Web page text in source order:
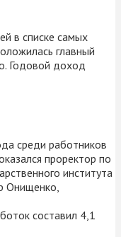
в списке самых
главный
Годовой доход
среди работников
проректор по
института
Онищенко,
составил 4,1